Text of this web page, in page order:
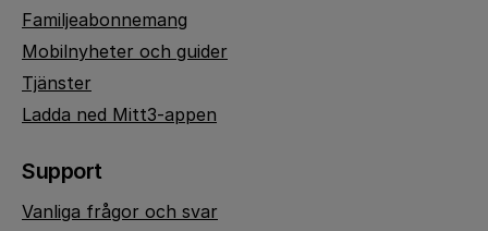
Familjeabonnemang
Mobilnyheter och guider
Tjänster
Ladda ned Mitt3-appen
Support
Vanliga frågor och svar